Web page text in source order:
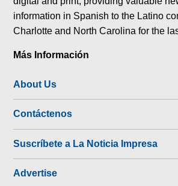
information in Spanish to the Latino
Charlotte and North Carolina for the
Más Información
About Us
Contáctenos
Suscríbete a La Noticia Impresa
Advertise